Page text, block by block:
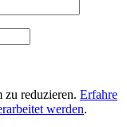
zu reduzieren. Erfahre
werden.